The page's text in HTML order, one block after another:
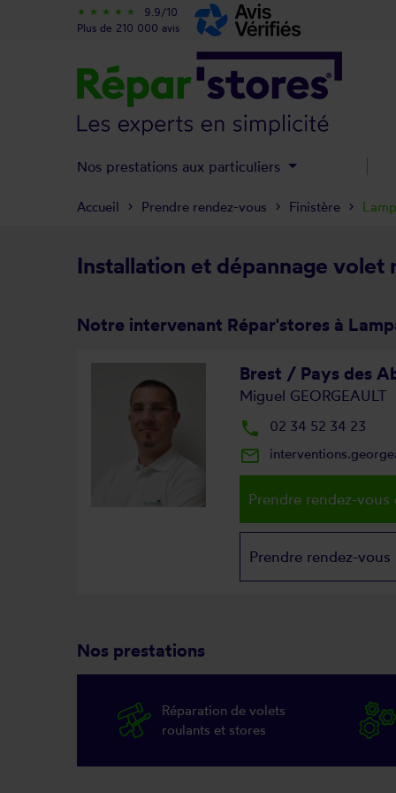
Installation et dépannage volet
Notre intervenant Répar'stores à
Brest / Pays des
Miguel GEORGEAULT
local_phone 02 34 52 34 23
mail_outline
Prendre rendez-vous
Prendre rendez-vous
Nos prestations
Réparation de volets
roulants et stores
Accueil Prendre rendez-vous Finistère
star_rate star_rate star_rate star_rate star_rate
9.9/10
Plus de 210 000 avis
Nos prestations aux particuliers